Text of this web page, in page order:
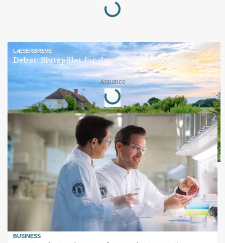
Loading...
LÆSERBREVE
Debat: Slutspillet for dansk landbrug er i gang
Annonce
Loading...
BUSINESS